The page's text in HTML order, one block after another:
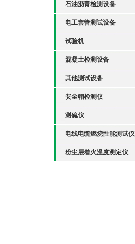
石油沥青检测设备
电工套管测试设备
试验机
混凝土检测设备
其他测试设备
安全帽检测仪
测硫仪
电线电缆燃烧性能测试仪
粉尘层着火温度测定仪